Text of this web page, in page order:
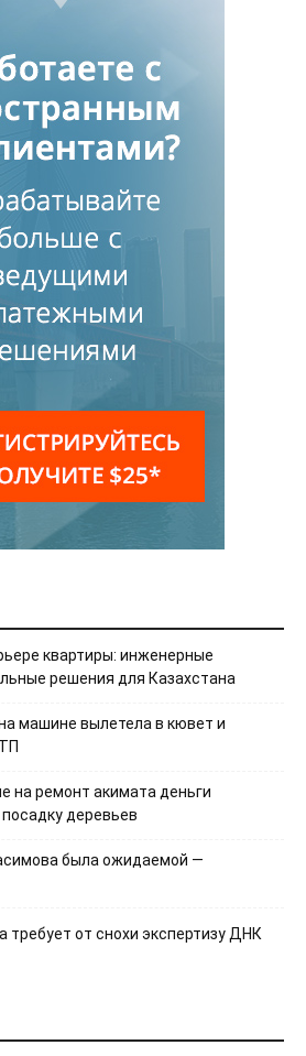
квартиры: инженерные
решения для Казахстана
машине вылетела в кювет и
на ремонт акимата деньги
деревьев
была ожидаемой —
требует от снохи экспертизу ДНК